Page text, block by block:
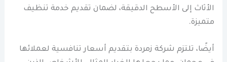
الأثاث إلى الأسطح الدقيقة، لضمان تقديم خدمة تنظيف
متميزة.
أيضًا، تلتزم شركة زمردة بتقديم أسعار تنافسية لعملائها